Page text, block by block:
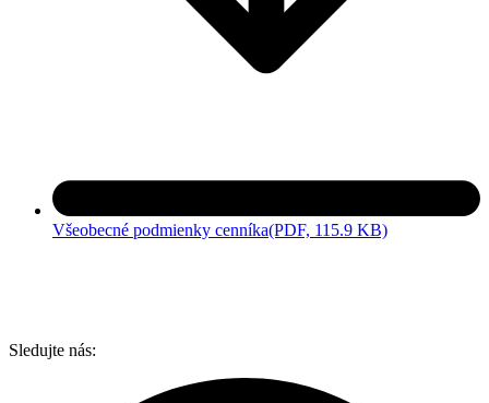
Všeobecné podmienky cenníka(PDF, 115.9 KB)
Sledujte nás: